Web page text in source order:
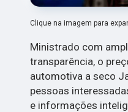
Clique na imagem para
Ministrado com
transparência, o
automotiva a seco
pessoas
e informações